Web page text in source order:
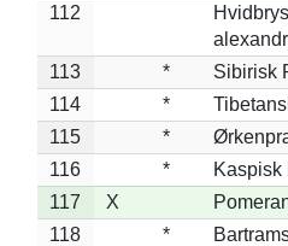
112
113
*
Sibirisk
114
*
115
*
116
*
117
X
118
*